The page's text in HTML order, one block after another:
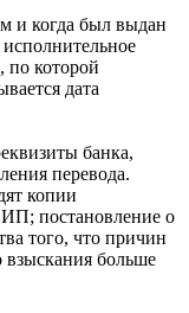
и когда был выдан
по которой
дата
банка,
перевода.
копии
ИП; постановление о
того, что причин
взыскания больше